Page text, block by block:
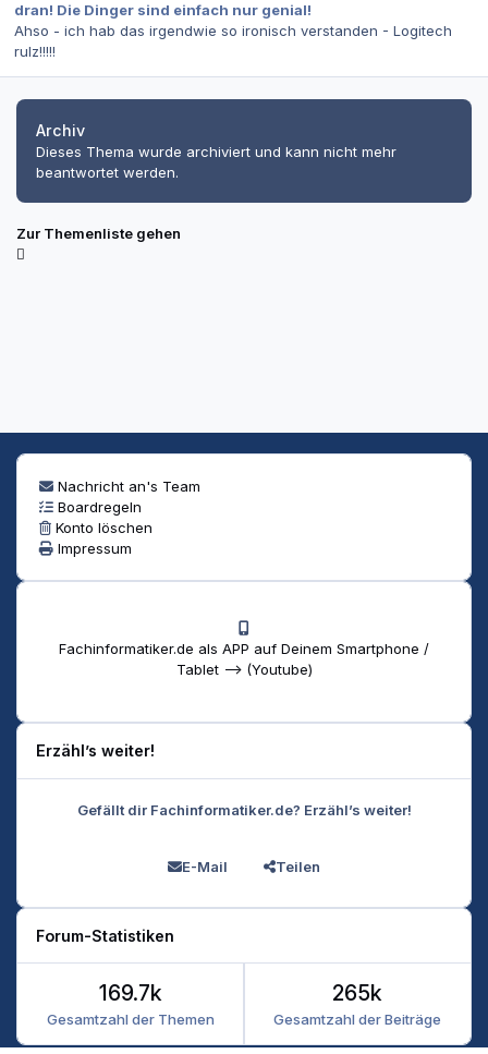
dran! Die Dinger sind einfach nur genial!
Ahso - ich hab das irgendwie so ironisch verstanden - Logitech
rulz!!!!!
Archiv
Dieses Thema wurde archiviert und kann nicht mehr
beantwortet werden.
Zur Themenliste gehen
Nachricht an's Team
Boardregeln
Konto löschen
Impressum
Fachinformatiker.de als APP auf Deinem Smartphone /
Tablet --> (Youtube)
Erzähl’s weiter!
Gefällt dir Fachinformatiker.de? Erzähl’s weiter!
E-Mail Teilen
Forum-Statistiken
Gesamtzahl der Themen
169.7k
Gesamtzahl der Beiträge
265k